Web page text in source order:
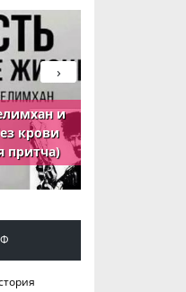
и
крови
притча)
›